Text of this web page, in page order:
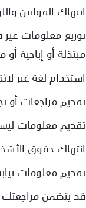
انتهاك القوانين
توزيع معلومات غير
مبتذلة أو إباحية أو
استخدام لغة غير
تقديم مراجعات أو
تقديم معلومات
انتهاك حقوق
تقديم معلومات
قد يتضمن مراجعتك